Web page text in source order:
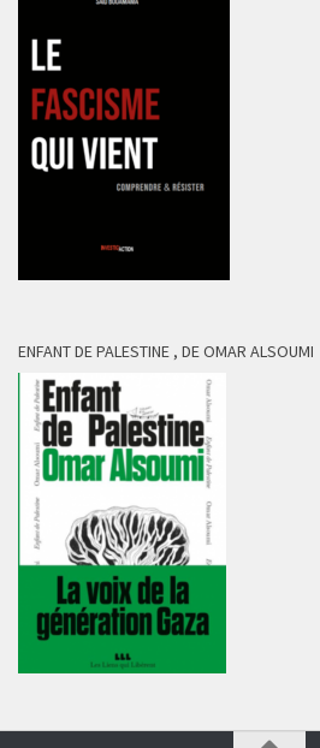
ENFANT DE PALESTINE , DE OMAR ALSOUMI